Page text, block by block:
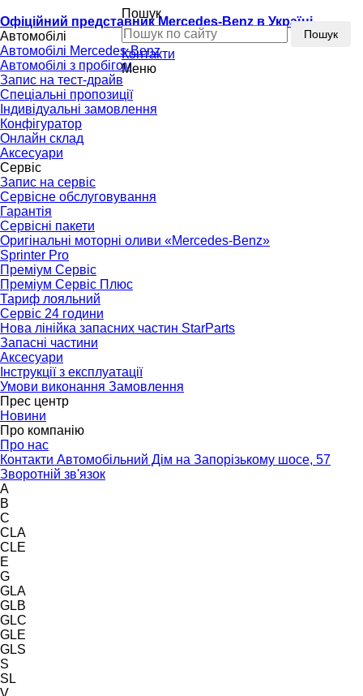
Офіційний представник Mercedes-Benz в Україні
Пошук
Пошук
Контакти
Меню
Автомобілі
Автомобілі Mercedes-Benz
Автомобілі з пробігом
Запис на тест-драйв
Спеціальні пропозиції
Індивідуальні замовлення
Конфігуратор
Онлайн склад
Аксесуари
Сервіс
Запис на сервіс
Сервісне обслуговування
Гарантія
Сервісні пакети
Оригінальні моторні оливи «Mercedes-Benz»
Sprinter Pro
Преміум Сервіс
Преміум Сервіс Плюс
Тариф лояльний
Сервіс 24 години
Нова лінійка запасних частин StarParts
Запасні частини
Аксесуари
Інструкції з експлуатації
Умови виконання Замовлення
Прес центр
Новини
Про компанію
Про нас
Контакти Автомобільний Дім на Запорізькому шосе, 57
Зворотній зв'язок
A
B
C
CLA
CLE
E
G
GLA
GLB
GLC
GLE
GLS
S
SL
V